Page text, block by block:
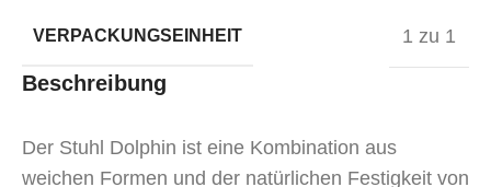
VERPACKUNGSEINHEIT 1 zu 1
Beschreibung
Der Stuhl Dolphin ist eine Kombination aus
weichen Formen und der natürlichen Festigkeit von